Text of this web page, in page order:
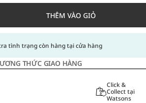
THÊM VÀO GIỎ
tình trạng còn hàng tại cửa hàng
THỨC GIAO HÀNG
Click &
Collect tại
Watsons